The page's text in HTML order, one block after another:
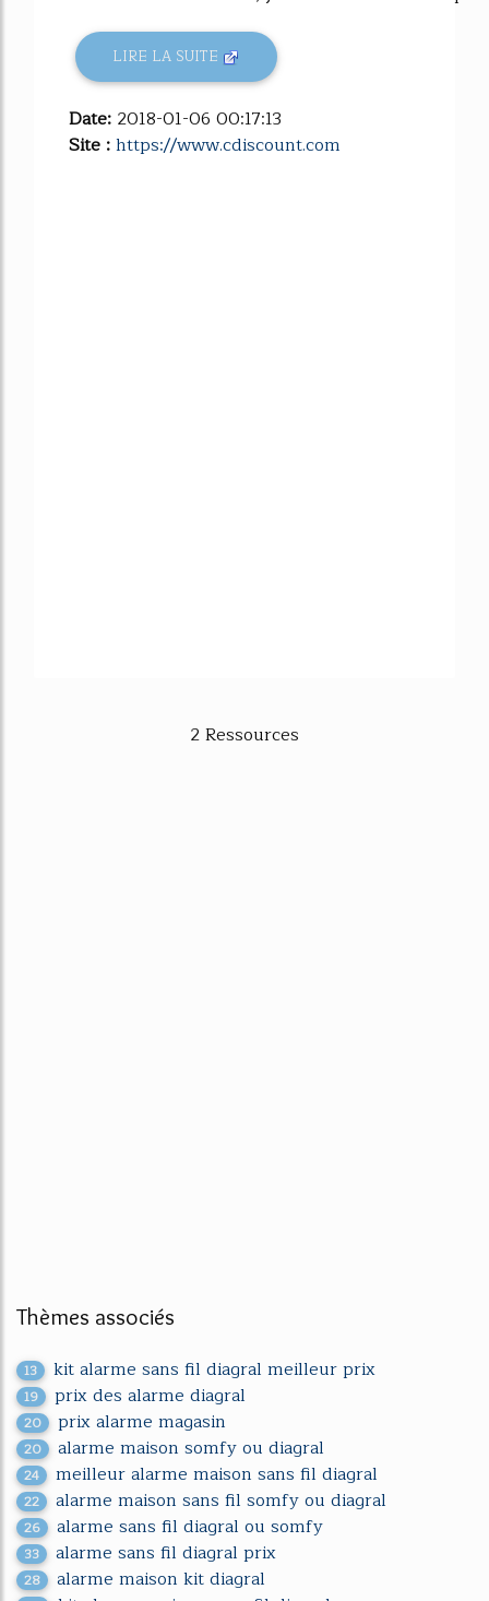
LIRE LA SUITE
Date: 2018-01-06 00:17:13
Site :https://www.cdiscount.com
2 Ressources
Thèmes associés
13 kit alarme sans fil diagral meilleur prix
19 prix des alarme diagral
20 prix alarme magasin
20 alarme maison somfy ou diagral
24 meilleur alarme maison sans fil diagral
22 alarme maison sans fil somfy ou diagral
26 alarme sans fil diagral ou somfy
33 alarme sans fil diagral prix
28 alarme maison kit diagral